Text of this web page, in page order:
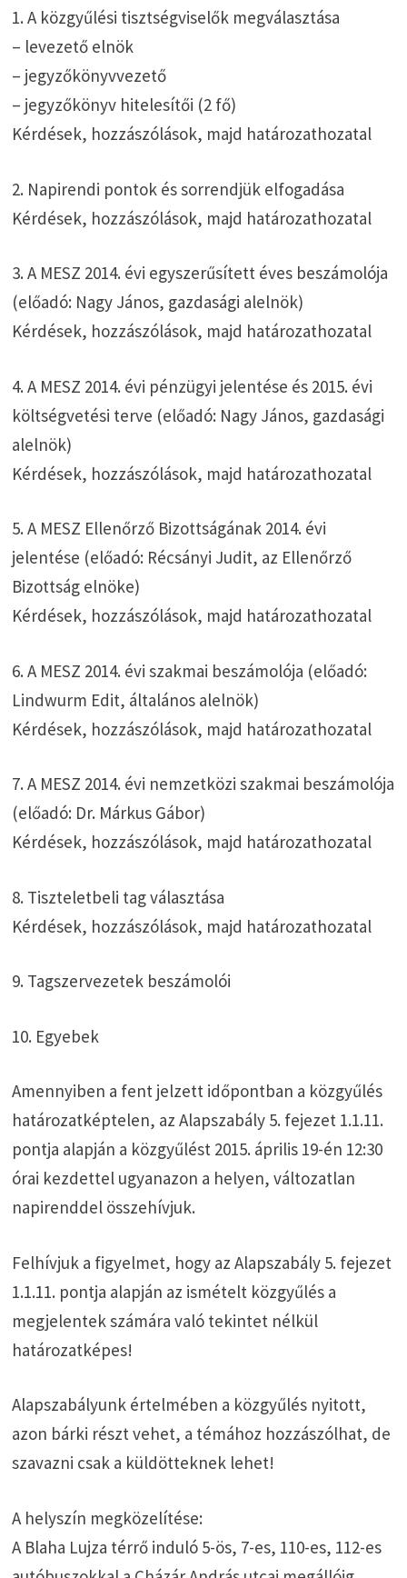
1. A közgyűlési tisztségviselők megválasztása
– levezető elnök
– jegyzőkönyvvezető
– jegyzőkönyv hitelesítői (2 fő)
Kérdések, hozzászólások, majd határozathozatal
2. Napirendi pontok és sorrendjük elfogadása
Kérdések, hozzászólások, majd határozathozatal
3. A MESZ 2014. évi egyszerűsített éves beszámolója
(előadó: Nagy János, gazdasági alelnök)
Kérdések, hozzászólások, majd határozathozatal
4. A MESZ 2014. évi pénzügyi jelentése és 2015. évi
költségvetési terve (előadó: Nagy János, gazdasági
alelnök)
Kérdések, hozzászólások, majd határozathozatal
5. A MESZ Ellenőrző Bizottságának 2014. évi
jelentése (előadó: Récsányi Judit, az Ellenőrző
Bizottság elnöke)
Kérdések, hozzászólások, majd határozathozatal
6. A MESZ 2014. évi szakmai beszámolója (előadó:
Lindwurm Edit, általános alelnök)
Kérdések, hozzászólások, majd határozathozatal
7. A MESZ 2014. évi nemzetközi szakmai beszámolója
(előadó: Dr. Márkus Gábor)
Kérdések, hozzászólások, majd határozathozatal
8. Tiszteletbeli tag választása
Kérdések, hozzászólások, majd határozathozatal
9. Tagszervezetek beszámolói
10. Egyebek
Amennyiben a fent jelzett időpontban a közgyűlés
határozatképtelen, az Alapszabály 5. fejezet 1.1.11.
pontja alapján a közgyűlést 2015. április 19-én 12:30
órai kezdettel ugyanazon a helyen, változatlan
napirenddel összehívjuk.
Felhívjuk a figyelmet, hogy az Alapszabály 5. fejezet
1.1.11. pontja alapján az ismételt közgyűlés a
megjelentek számára való tekintet nélkül
határozatképes!
Alapszabályunk értelmében a közgyűlés nyitott,
azon bárki részt vehet, a témához hozzászólhat, de
szavazni csak a küldötteknek lehet!
A helyszín megközelítése:
A Blaha Lujza térrő induló 5-ös, 7-es, 110-es, 112-es